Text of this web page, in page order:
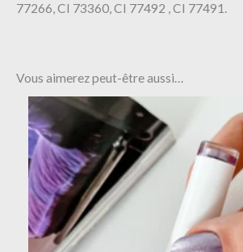
77266, CI 73360, CI 77492 , CI 77491.
Vous aimerez peut-être aussi…